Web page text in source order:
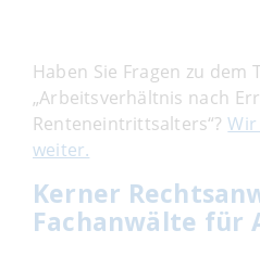
Haben Sie Fragen zu dem
„Arbeitsverhältnis nach
Renteneintrittsalters“?
weiter.
Kerner
Fachanwälte für